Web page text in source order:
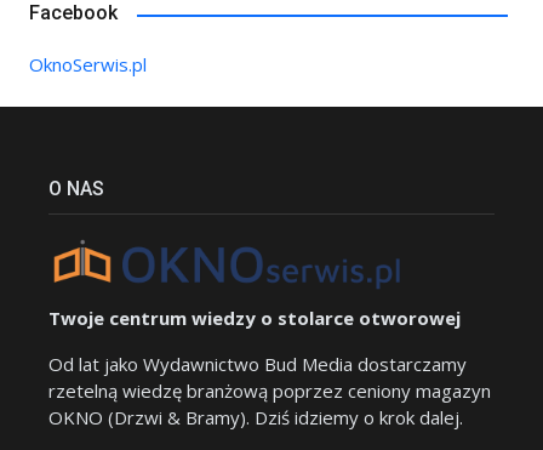
Facebook
OknoSerwis.pl
O NAS
Twoje centrum wiedzy o stolarce otworowej
Od lat jako Wydawnictwo Bud Media dostarczamy
rzetelną wiedzę branżową poprzez ceniony magazyn
OKNO (Drzwi & Bramy). Dziś idziemy o krok dalej.